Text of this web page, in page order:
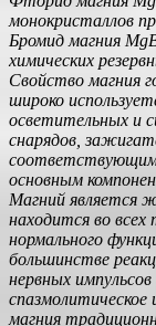
монокристаллов
Бромид магния
химических
Свойство магния
широко
осветительных и
снарядов,
основным
Магний является
находится во всех
нормального
большинстве
нервных
спазмолитическое
магния